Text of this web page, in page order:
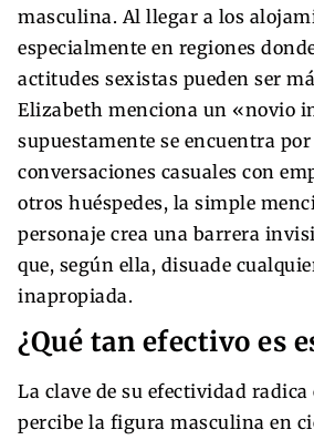
masculina. Al llegar a los
especialmente en regiones
actitudes sexistas pueden ser
Elizabeth menciona un «novio
supuestamente se encuentra por
conversaciones casuales con
otros huéspedes, la simple
personaje crea una barrera
que, según ella, disuade
inapropiada.
¿Qué tan efectivo es
La clave de su efectividad radica
percibe la figura masculina en